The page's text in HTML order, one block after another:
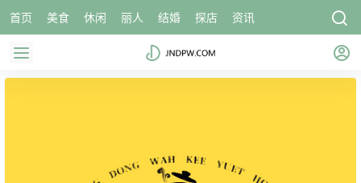
首页 美食 休闲 丽人 结婚 探店 资讯